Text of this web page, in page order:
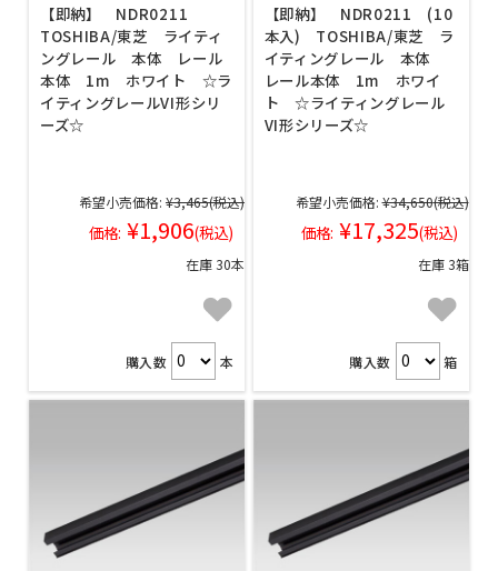
【即納】 NDR0211
TOSHIBA/東芝 ライティ
ングレール 本体 レール
本体 1m ホワイト ☆ラ
イティングレールVI形シリ
ーズ☆
希望小売価格: ¥3,465(税込)
価格: ¥1,906(税込)
在庫 30本
購入数 本
【即納】 NDR0211 (10
本入) TOSHIBA/東芝 ラ
イティングレール 本体
レール本体 1m ホワイ
ト ☆ライティングレール
VI形シリーズ☆
希望小売価格: ¥34,650(税込)
価格: ¥17,325(税込)
在庫 3箱
購入数 箱